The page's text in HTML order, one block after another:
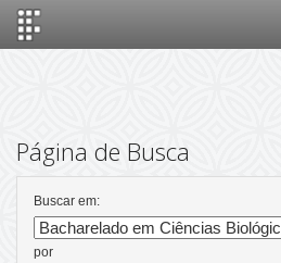
Página de Busca
Buscar em:
por